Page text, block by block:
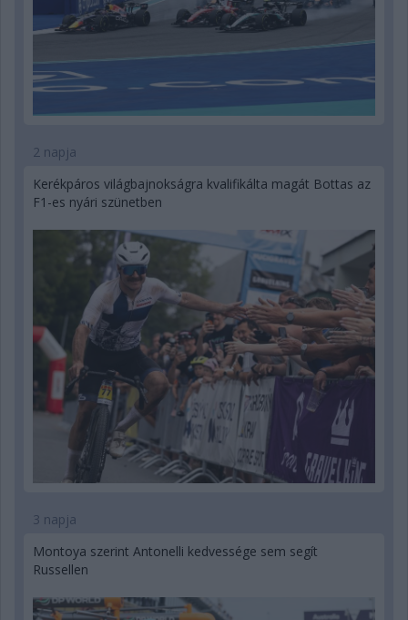
2 napja
Kerékpáros világbajnokságra kvalifikálta magát Bottas az
F1-es nyári szünetben
3 napja
Montoya szerint Antonelli kedvessége sem segít
Russellen